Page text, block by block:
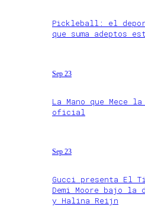
Pickleball: el
que suma adeptos
Sep 23
La Mano que Mece
oficial
Sep 23
Gucci presenta El
Demi Moore bajo la
y Halina Reijn